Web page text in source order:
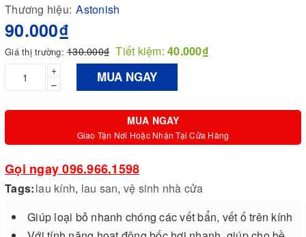
Thương hiệu: Astonish
90.000₫
Giá thị trường: 130.000₫ Tiết kiệm: 40.000₫
+
–
MUA NGAY
MUA NGAY
Giao Tận Nơi Hoặc Nhận Tại Cửa Hàng
Gọi ngay 096.966.1598
Tags:lau kính, lau san, vệ sinh nhà cửa
Giúp loại bỏ nhanh chóng các vết bẩn, vết ố trên kính